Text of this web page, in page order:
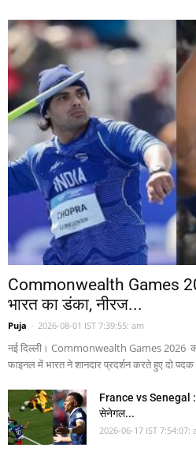
Commonwealth Games
भारत का डंका, नीरज...
Puja - 2026-08-01 IST 7:39:55: am
नई दिल्ली। Commonwealth Games 2026
फाइनल में भारत ने शानदार प्रदर्शन करते हुए दो
France vs Senegal :
सेनेगल...
2026-06-17 IST 7:54:07: